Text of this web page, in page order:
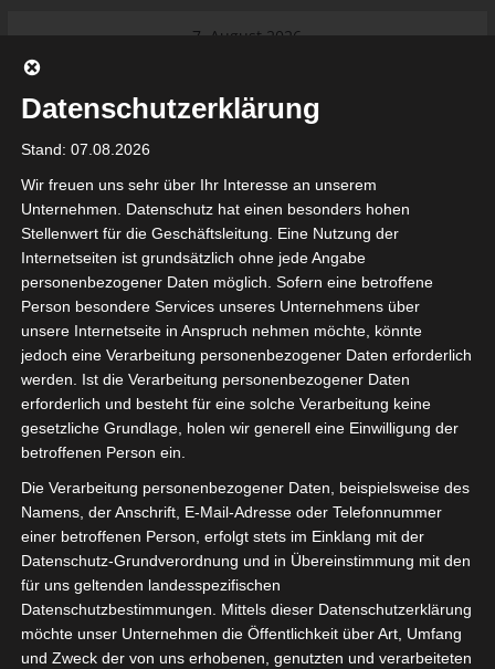
7. August 2026
beginnt am 22. und 23. August
2026 (Update)
Meisterschaft an
Ligue 1 Pro: Spielplan der ersten 15
Spieltage der Saison 2026/2027
Ligue 2 Pro Tunesien 2026/2027 –
Saison beginnt am am 19./20.
September 2026
Internationaler Sportgerichtshof
lehnt Eilverfahren ab – AS Soliman
steuert auf die Ligue 2 zu
tunesienfussball.de
Tunesien Ligafußball
von Google Adsense (Google Ireland Limited, Gordon House, Barrow
Ireland) benötigen wir laut DSGVO Ihre Zustimmung. Es werden seitens
Daten erhoben, verarbeitet und gespeichert. Welche Daten genau
bitte den Datenschutzbedingungen.
Google Adsenseist deaktiviert. ✓ Erlauben Datenschutzbedingungen
Sie befinden sich hier:Startseite»Avenir Sportif de
Soliman (ASS) – Jeunesse sportive d’El Omrane (JSO)
Datenschutzerklärung
Stand: 07.08.2026
Wir freuen uns sehr über Ihr Interesse an unserem
Unternehmen. Datenschutz hat einen besonders hohen
Stellenwert für die Geschäftsleitung. Eine Nutzung der
Internetseiten ist grundsätzlich ohne jede Angabe
personenbezogener Daten möglich. Sofern eine betroffene
Person besondere Services unseres Unternehmens über
unsere Internetseite in Anspruch nehmen möchte, könnte
jedoch eine Verarbeitung personenbezogener Daten erforderlich
werden. Ist die Verarbeitung personenbezogener Daten
erforderlich und besteht für eine solche Verarbeitung keine
gesetzliche Grundlage, holen wir generell eine Einwilligung der
betroffenen Person ein.
Die Verarbeitung personenbezogener Daten, beispielsweise des
Namens, der Anschrift, E-Mail-Adresse oder Telefonnummer
einer betroffenen Person, erfolgt stets im Einklang mit der
Datenschutz-Grundverordnung und in Übereinstimmung mit den
für uns geltenden landesspezifischen
Datenschutzbestimmungen. Mittels dieser Datenschutzerklärung
möchte unser Unternehmen die Öffentlichkeit über Art, Umfang
und Zweck der von uns erhobenen, genutzten und verarbeiteten